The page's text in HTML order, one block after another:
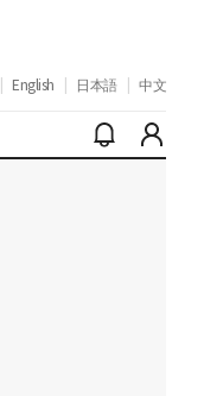
English 日本語 中文